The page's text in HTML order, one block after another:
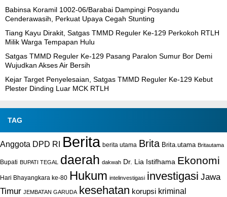
Babinsa Koramil 1002-06/Barabai Dampingi Posyandu
Cenderawasih, Perkuat Upaya Cegah Stunting
Tiang Kayu Dirakit, Satgas TMMD Reguler Ke-129 Perkokoh RTLH
Milik Warga Tempapan Hulu
Satgas TMMD Reguler Ke-129 Pasang Paralon Sumur Bor Demi
Wujudkan Akses Air Bersih
Kejar Target Penyelesaian, Satgas TMMD Reguler Ke-129 Kebut
Plester Dinding Luar MCK RTLH
TAG
Anggota DPD RI Berita berita utama Brita Brita.utama Britautama
Bupati BUPATI TEGAL daerah dakwah Dr. Lia Istifhama Ekonomi
Hari Bhayangkara ke-80 Hukum intelinvestigasi investigasi Jawa
Timur JEMBATAN GARUDA kesehatan korupsi kriminal